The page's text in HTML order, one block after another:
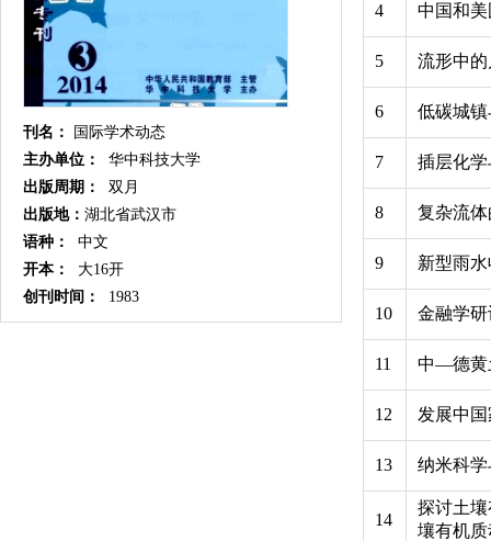
刊名：
国际学术动态
主办单位：
华中科技大学
出版周期：
双月
出版地： 湖北省武汉市
语种：
中文
开本：
大16开
创刊时间：
1983
4 中国和
5 流形中
6 低碳城
7 插层化
8 复杂流
9 新型雨
10 金融学研
11 中—德黄
12 发展中
13 纳米科
14
探讨土
壤有机